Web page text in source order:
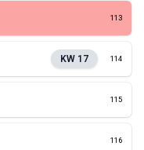
113
KW 17 114
115
116